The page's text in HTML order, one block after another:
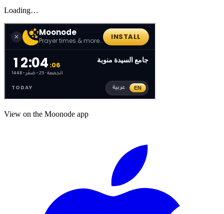
Loading…
View on the Moonode app